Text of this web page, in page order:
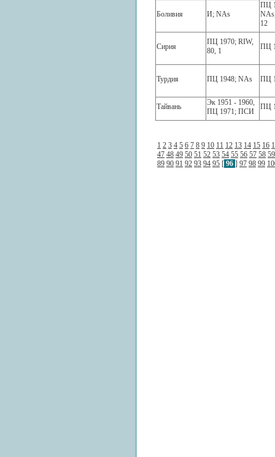
Боливия И; NAs
ПЦ
12
Сирия
ПЦ 1970; RIW,
80, 1
ПЦ
Турдия ПЦ 1948; NAs ПЦ
Тайвань
Эк 1951 - 1960,
ПЦ 1971; ПСИ
ПЦ
1 2 3 4 5 6 7 8 9 10 11 12 13 14 15 16
47 48 49 50 51 52 53 54 55 56 57 58 59
89 90 91 92 93 94 95 [ 96 ] 97 98 99